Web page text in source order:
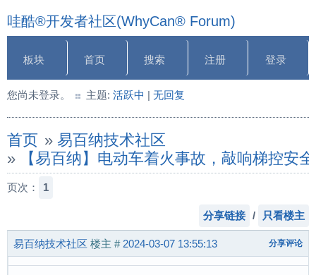
哇酷®开发者社区(WhyCan® Forum)
板块 首页 搜索 注册 登录
您尚未登录。 主题: 活跃中 | 无回复
首页 » 易百纳技术社区
»
【易百纳】电动车着火事故，敲响梯控安
页次： 1
分享链接 / 只看楼主
易百纳技术社区 楼主 # 2024-03-07 13:55:13 分享评论